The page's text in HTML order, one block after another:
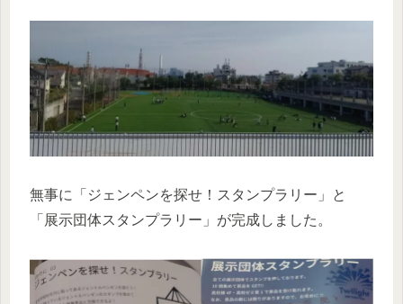
無事に「ジェンペンを探せ！スタンプラリー」と
「展示団体スタンプラリー」が完成しました。